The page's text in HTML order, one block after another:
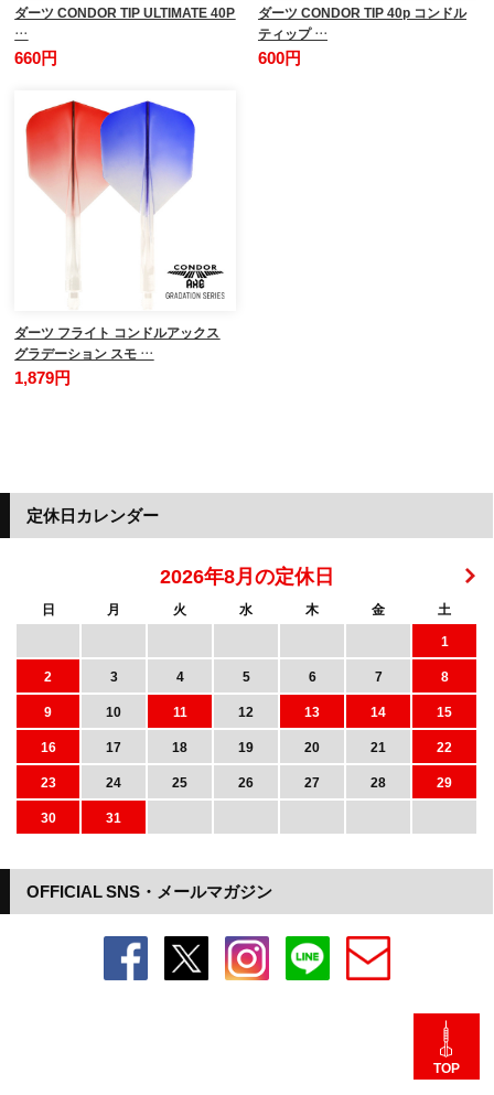
ダーツ CONDOR TIP ULTIMATE 40P
…
660円
ダーツ CONDOR TIP 40p コンドル
ティップ …
600円
ダーツ フライト コンドルアックス
グラデーション スモ …
1,879円
OFFICIAL SNS・メールマガジン
定休日カレンダー
2026年8月の定休日
日 月 火 水 木 金
土
1
2
3 4 5 6 7
8
9
10 11 12 13 14
15
16
17 18 19 20 21
22
23
24 25 26 27 28
29
30
31
TOP